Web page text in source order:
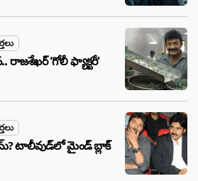
రాజశేఖర్ ‘గోలీ ఫ్యాక్టరీ’
టాలీవుడ్‌లో మైండ్ బ్లాక్